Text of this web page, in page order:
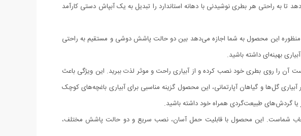
به راحتی هر بطری نوشیدنی با دهانه استاندارد را تبدیل به یک آبپاش دستی کارآمد
این محصول به شما اجازه می‌دهد بین دو حالت پاشش دوشی و مستقیم به راحتی
بهینه‌ای داشته باشید.
آن را روی بطری خود نصب کرده و از آبیاری راحت و موثر لذت ببرید. این ویژگی باعث
گل‌ها و گیاهان آپارتمانی، این محصول گزینه مناسبی برای آبیاری باغچه‌های کوچک
گردش‌های طبیعت‌گردی همراه خود داشته باشید.
انتخاب شماست. این محصول با قابلیت حمل آسان، نصب سریع و دو حالت پاشش مختلف،